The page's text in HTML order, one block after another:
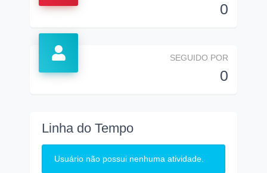
0
SEGUIDO POR
0
Linha do Tempo
Usuário não possui nenhuma atividade.